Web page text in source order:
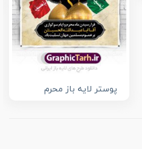
پوستر لایه باز محرم